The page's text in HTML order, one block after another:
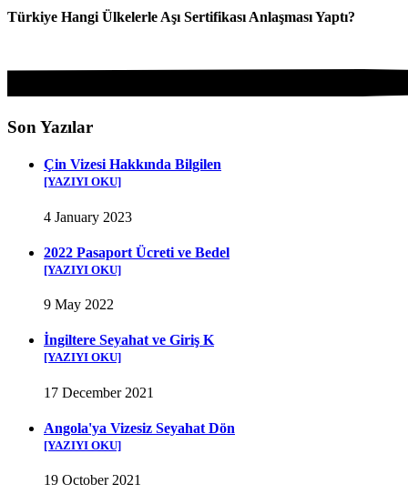
Türkiye Hangi Ülkelerle Aşı Sertifikası Anlaşması Yaptı?
Son Yazılar
Çin Vizesi Hakkında Bilgilen
[YAZIYI OKU]
4 January 2023
2022 Pasaport Ücreti ve Bedel
[YAZIYI OKU]
9 May 2022
İngiltere Seyahat ve Giriş K
[YAZIYI OKU]
17 December 2021
Angola'ya Vizesiz Seyahat Dön
[YAZIYI OKU]
19 October 2021